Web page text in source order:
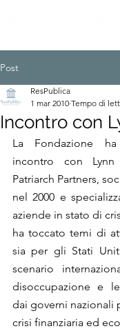
Post
Incontro con
ResPublica
1 mar 2010 Tempo di
La Fondazione
incontro con
Patriarch Partners,
nel 2000 e
aziende in stato di
ha toccato temi di
sia per gli Stati
scenario
disoccupazione e
dai governi nazionali
crisi finanziaria ed